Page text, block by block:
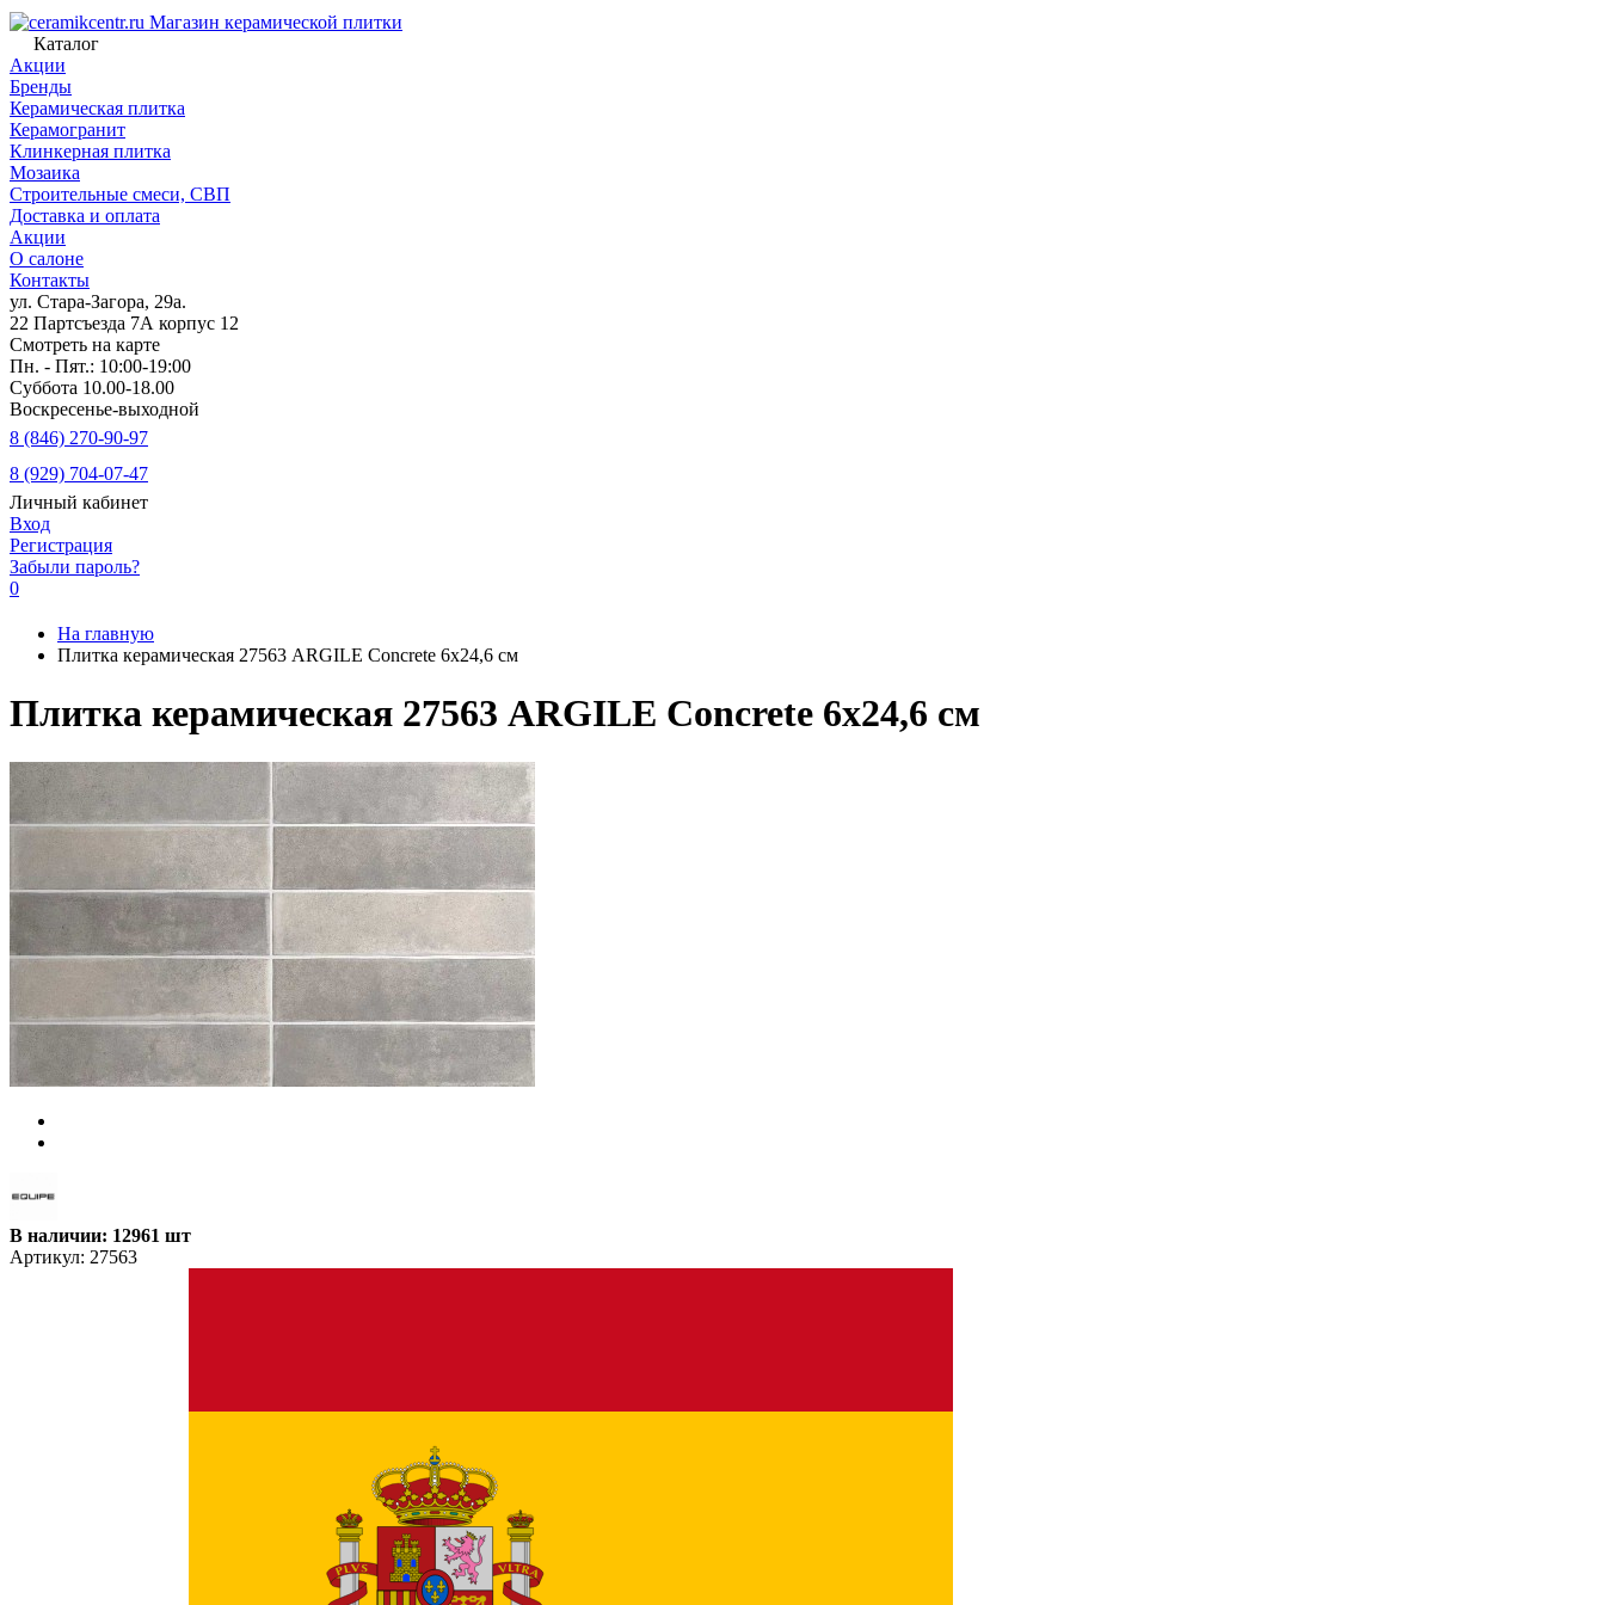
Магазин керамической плитки
Каталог
Акции
Бренды
Керамическая плитка
Керамогранит
Клинкерная плитка
Мозаика
Строительные смеси, СВП
Доставка и оплата
Акции
О салоне
Контакты
ул. Стара-Загора, 29а.
22 Партсъезда 7А корпус 12
Смотреть на карте
Пн. - Пят.: 10:00-19:00
Суббота 10.00-18.00
Воскресенье-выходной
8 (846) 270-90-97
8 (929) 704-07-47
Личный кабинет
Вход
Регистрация
Забыли пароль?
0
На главную
Плитка керамическая 27563 ARGILE Concrete 6х24,6 см
Плитка керамическая 27563 ARGILE Concrete 6х24,6 см
В наличии: 12961 шт
Артикул: 27563